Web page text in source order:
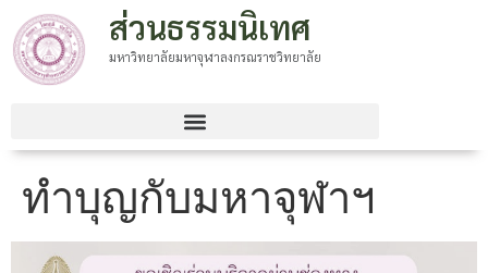
ส่วนธรรมนิเทศ
มหาวิทยาลัยมหาจุฬาลงกรณราชวิทยาลัย
ทำบุญกับมหาจุฬาฯ